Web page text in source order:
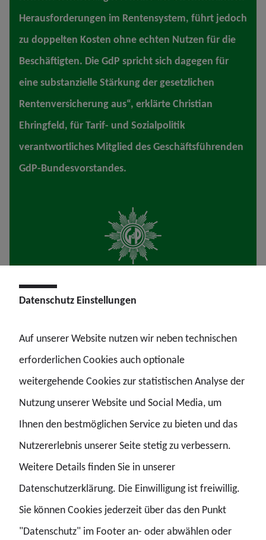
Herausforderungen im Rentensystem, führt jedoch
zu doppelten Kosten ohne echten Nutzen für die
Beschäftigten. Die GdP spricht sich dagegen für
eine substanzielle Stärkung der gesetzlichen
Rentenversicherung aus“, erklärte Christian
Ehringfeld, für Tarif- und Sozialpolitik
verantwortliches Mitglied des Geschäftsführenden
GdP-Bundesvorstandes.
Stärkere Beachtung finden müssen Ehringfeld zufolge die
Großteil derer liegt mit dem Einkommen deutlich unter
dem, was hierzulande als mittleres Gehalt gilt. Das heißt:
Trotz jahrzehntelanger Arbeit für die Polizei drohen im
Alter gravierende Einbußen. Wenn die Versorgungsanstalt
des Bundes und der Länder (VBL) als Zusatzversorgung im
öffentlichen Dienst nicht einspringt oder zu gering
ausfällt, ist Altersarmut vorprogrammiert.“ Die
betroffenen Kolleginnen und Kollegen in der Verwaltung,
in Sicherungsdiensten, in den Werkstätten oder Küchen:
Sie hielten seit Jahrzehnten mit Herzblut und Engagement
Datenschutz Einstellungen
Auf unserer Website nutzen wir neben technischen
erforderlichen Cookies auch optionale
weitergehende Cookies zur statistischen Analyse der
Nutzung unserer Website und Social Media, um
Ihnen den bestmöglichen Service zu bieten und das
Nutzererlebnis unserer Seite stetig zu verbessern.
Weitere Details finden Sie in unserer
Datenschutzerklärung. Die Einwilligung ist freiwillig.
Sie können Cookies jederzeit über das den Punkt
"Datenschutz" im Footer an- oder abwählen oder